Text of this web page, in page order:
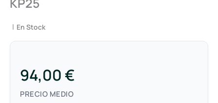
| En Stock
94,00 €
PRECIO MEDIO